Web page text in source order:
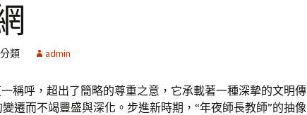
類 admin
稱呼，超出了簡略的尊重之意，它承載著一種深摯的文明傳
遷而不竭豐盛與深化。步進新時期，“年夜師長教師”的抽像